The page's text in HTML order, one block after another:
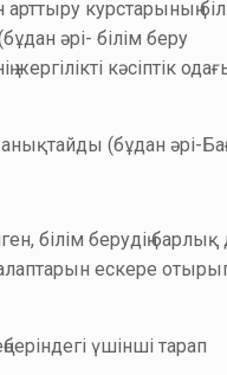
арттыру курстарының
әрі- білім беру
кәсіптік
анықтайды (бұдан әрі-
берудің барлық
ескере
үшінші тарап